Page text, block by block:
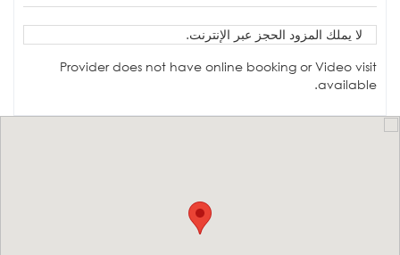
لا يملك المزود الحجز عبر الإنترنت.
Provider does not have online booking or Video visit
available.